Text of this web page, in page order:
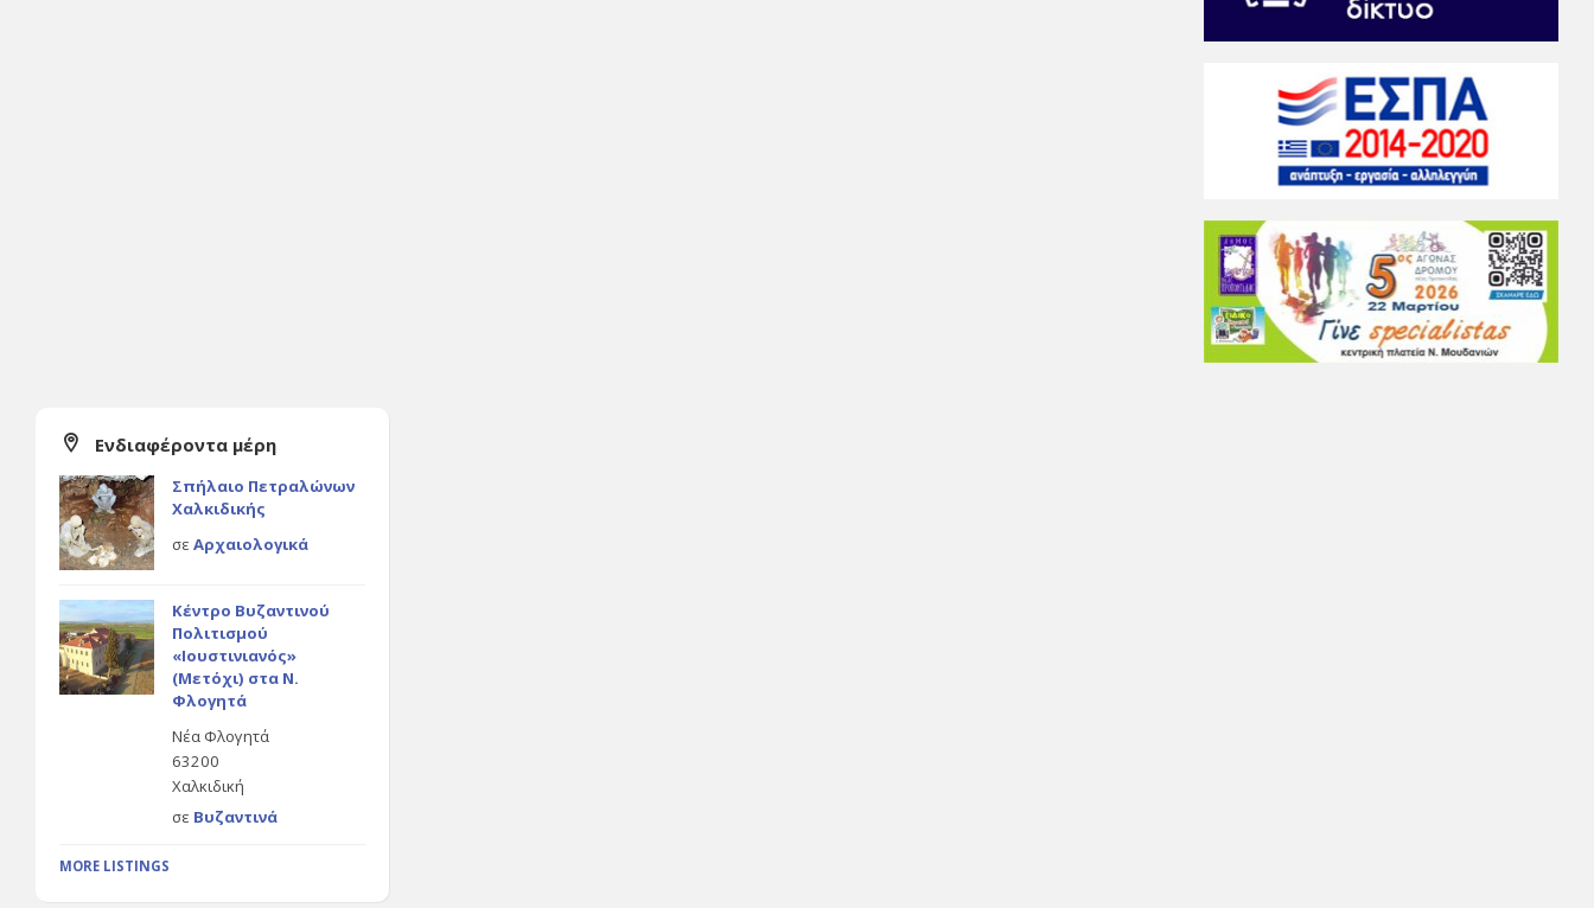
Ενδιαφέροντα μέρη
Σπήλαιο Πετραλώνων
Χαλκιδικής
σε Αρχαιολογικά
Κέντρο Βυζαντινού
Πολιτισμού
«Ιουστινιανός»
(Μετόχι) στα Ν.
Φλογητά
Νέα Φλογητά
63200
Χαλκιδική
σε Βυζαντινά
MORE LISTINGS